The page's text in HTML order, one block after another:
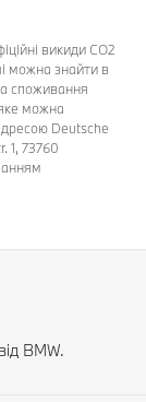
викиди CO2
можна знайти в
споживання
можна
Deutsche
1, 73760
BMW.